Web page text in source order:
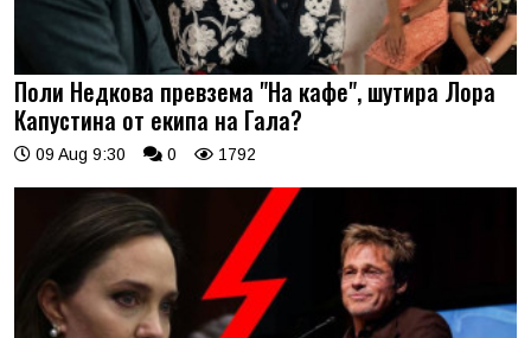
Поли Недкова превзема "На кафе", шутира Лора
Капустина от екипа на Гала?
09 Aug 9:30 0 1792